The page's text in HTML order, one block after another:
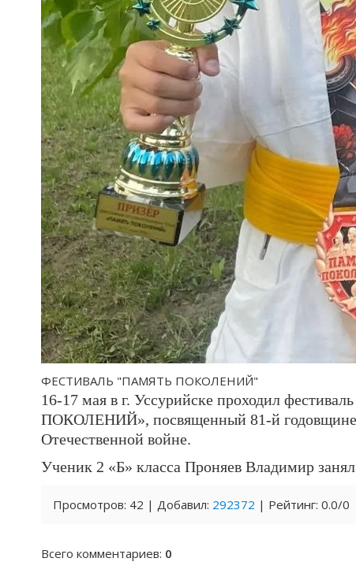
ФЕСТИВАЛЬ "ПАМЯТЬ ПОКОЛЕНИЙ"
16-17 мая в г. Уссурийске проходил
ПОКОЛЕНИЙ», посвященный 81-й годовщине
Отечественной войне.
Ученик 2 «Б» класса Проняев Владимир
Просмотров: 42 | Добавил: 292372 | Рейтинг: 0.0/0
Всего комментариев: 0